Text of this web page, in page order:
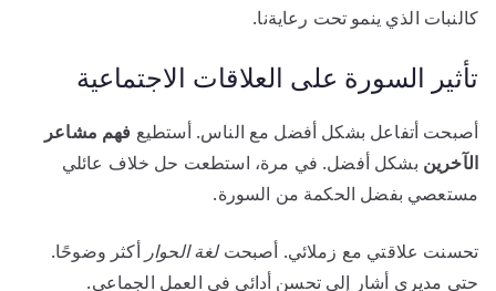
كالنبات الذي ينمو تحت رعايةنا.
تأثير السورة على العلاقات الاجتماعية
أصبحت أتفاعل بشكل أفضل مع الناس. أستطيع فهم مشاعر
الآخرين بشكل أفضل. في مرة، استطعت حل خلاف عائلي
مستعصي بفضل الحكمة من السورة.
تحسنت علاقتي مع زملائي. أصبحتلغة الحوار أكثر وضوحًا.
حتى مديري أشار إلى تحسن أدائي في العمل الجماعي.